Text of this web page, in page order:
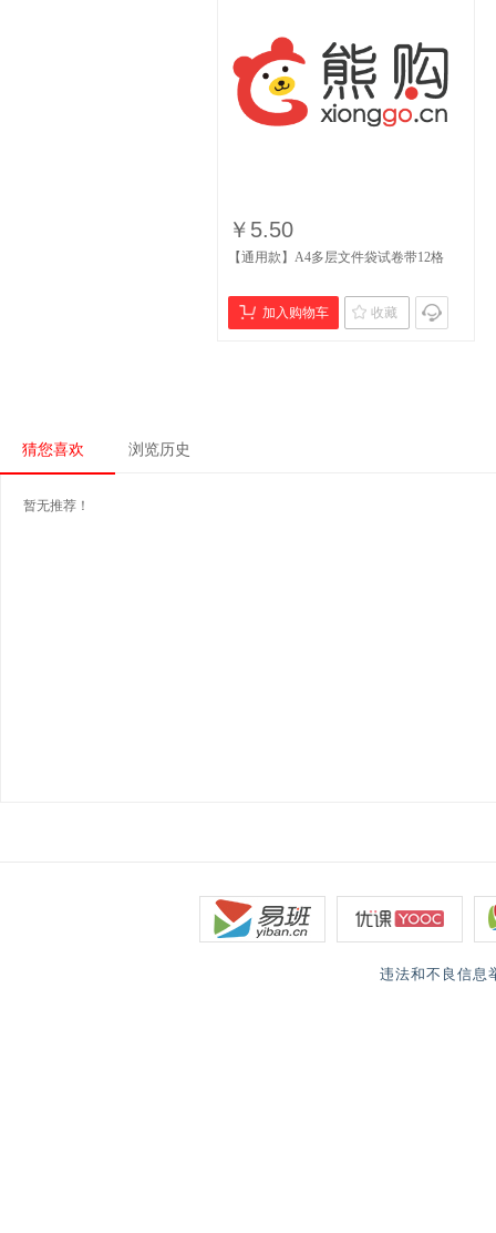
￥5.50
【通用款】A4多层文件袋试卷带12格
加入购物车 收藏
猜您喜欢 浏览历史
暂无推荐！
违法和不良信